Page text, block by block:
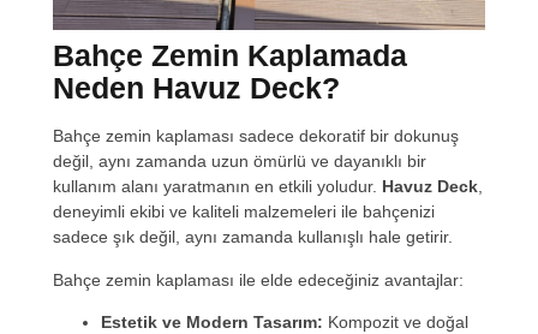
Bahçe Zemin Kaplamada
Neden Havuz Deck?
Bahçe zemin kaplaması sadece dekoratif bir dokunuş
değil, aynı zamanda uzun ömürlü ve dayanıklı bir
kullanım alanı yaratmanın en etkili yoludur. Havuz Deck,
deneyimli ekibi ve kaliteli malzemeleri ile bahçenizi
sadece şık değil, aynı zamanda kullanışlı hale getirir.
Bahçe zemin kaplaması ile elde edeceğiniz avantajlar:
Estetik ve Modern Tasarım: Kompozit ve doğal